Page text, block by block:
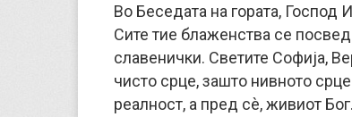
Во Беседата на гората, Господ
Сите тие блаженства се
славенички. Светите Софија,
чисто срце, зашто нивното
реалност, а пред сè, живиот